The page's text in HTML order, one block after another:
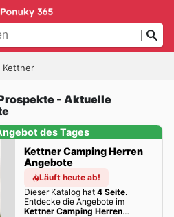
Kettner
- Aktuelle
des Tages
Kettner Camping Herren
Angebote
Läuft heute ab!
Dieser Katalog hat 4 Seite.
Entdecke die Angebote im
Kettner Camping Herren